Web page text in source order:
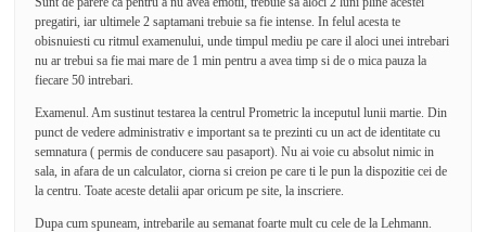
pregatiri, iar ultimele 2 saptamani trebuie sa fie intense. In felul acesta te
obisnuiesti cu ritmul examenului, unde timpul mediu pe care il aloci unei intrebari
nu ar trebui sa fie mai mare de 1 min pentru a avea timp si de o mica pauza la
fiecare 50 intrebari.
Examenul. Am sustinut testarea la centrul Prometric la inceputul lunii martie. Din
punct de vedere administrativ e important sa te prezinti cu un act de identitate cu
semnatura ( permis de conducere sau pasaport). Nu ai voie cu absolut nimic in
sala, in afara de un calculator, ciorna si creion pe care ti le pun la dispozitie cei de
la centru. Toate aceste detalii apar oricum pe site, la inscriere.
Dupa cum spuneam, intrebarile au semanat foarte mult cu cele de la Lehmann.